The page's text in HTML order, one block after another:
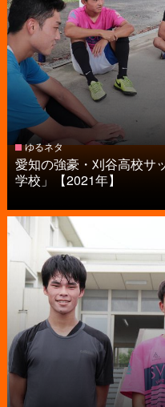
ゆるネタ
愛知の強豪・刈谷高校サ
学校」【2021年】